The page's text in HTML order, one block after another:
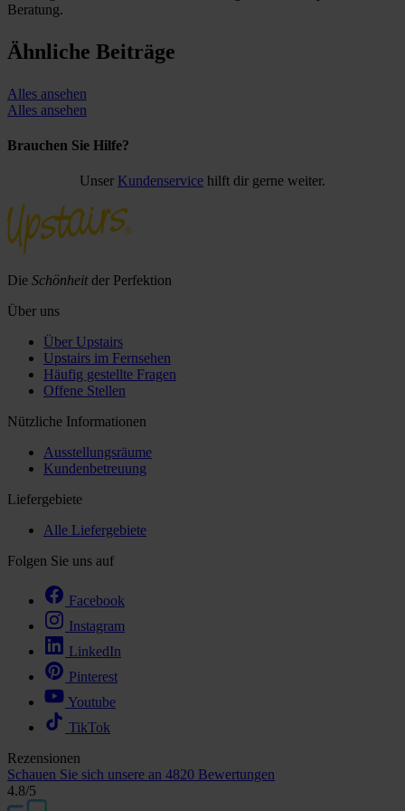
Beratung.
Ähnliche Beiträge
Alles ansehen
Alles ansehen
Brauchen Sie Hilfe?
Unser Kundenservice hilft dir gerne weiter.
Die Schönheitder Perfektion
Über uns
Über Upstairs
Upstairs im Fernsehen
Häufig gestellte Fragen
Offene Stellen
Nützliche Informationen
Ausstellungsräume
Kundenbetreuung
Liefergebiete
Alle Liefergebiete
Folgen Sie uns auf
Facebook
Instagram
LinkedIn
Pinterest
Youtube
TikTok
Rezensionen
Schauen Sie sich unsere an 4820 Bewertungen
4.8/5